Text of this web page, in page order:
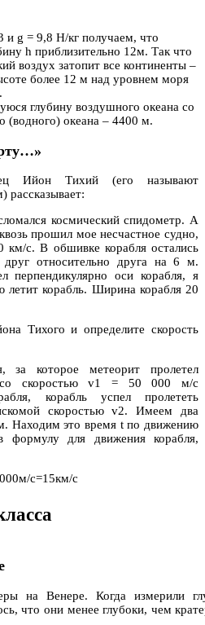
g = 9,8 Н/кг получаем, что
h приблизительно 12м. Так что
воздух затопит все континенты –
более 12 м над уровнем моря
глубину воздушного океана со
(водного) океана – 4400 м.
Ийон Тихий (его называют
рассказывает:
космический спидометр. А
прошил мое несчастное судно,
км/с. В обшивке корабля остались
относительно друга на 6 м.
перпендикулярно оси корабля, я
летит корабль. Ширина корабля 20
Тихого и определите скорость
которое метеорит пролетел
скоростью v1 = 50 000 м/с
корабль успел пролететь
скоростью v2. Имеем два
Находим это время t по движению
формулу для движения корабля,
с=15км/с
на Венере. Когда измерили
что они менее глубоки, чем